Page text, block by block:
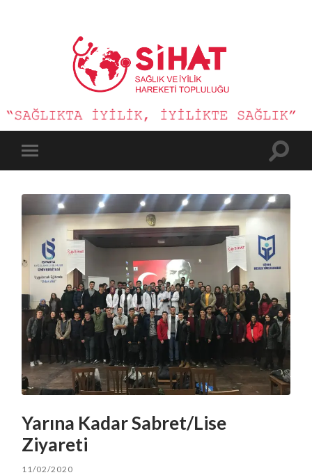
Sağlık
ve
İyilik
mobile
Toggle
Yarına Kadar Sabret/Lise
Ziyareti
11/02/2020